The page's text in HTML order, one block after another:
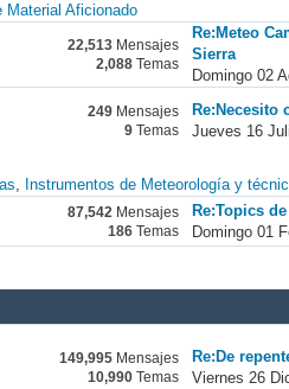
Material Aficionado
22,513 Mensajes
2,088 Temas
Re:Meteo
Sierra
Domingo 02
249 Mensajes
9 Temas
Re:Necesito
Jueves 16
Instrumentos de Meteorología y
87,542 Mensajes
186 Temas
Re:Topics
Domingo 01
149,995 Mensajes
10,990 Temas
Re:De
Viernes 26